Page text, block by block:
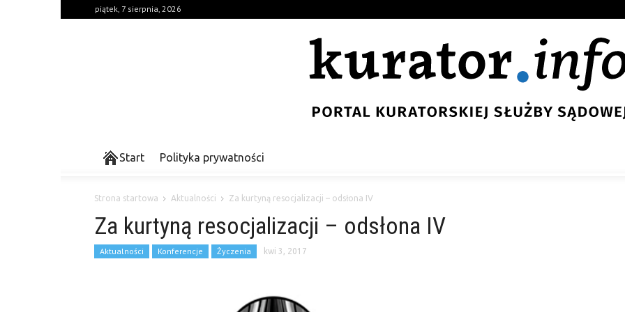
piątek, 7 sierpnia, 2026
Start Polityka prywatności
Strona startowa Aktualności Za kurtyną resocjalizacji – odsłona IV
Za kurtyną resocjalizacji – odsłona IV
Aktualności Konferencje Życzenia kwi 3, 2017